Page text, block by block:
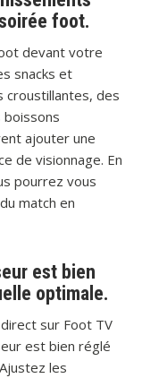
foot.
devant votre
snacks et
croustillantes, des
ajouter une
de visionnage. En
pourrez vous
match en
est bien
optimale.
sur Foot TV
est bien réglé
les